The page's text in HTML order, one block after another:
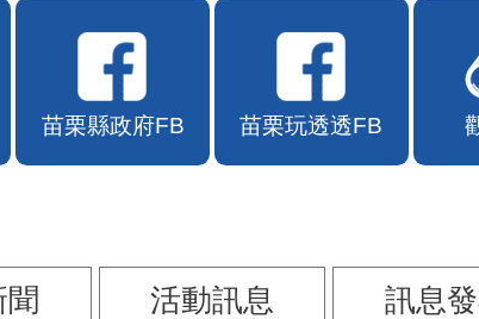
苗栗縣政府FB 苗栗玩透透FB
活動訊息 訊息